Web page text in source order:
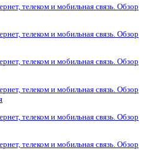
телеком и мобильная связь. Обзор
телеком и мобильная связь. Обзор
телеком и мобильная связь. Обзор
телеком и мобильная связь. Обзор
телеком и мобильная связь. Обзор
телеком и мобильная связь. Обзор